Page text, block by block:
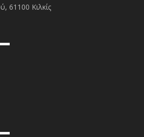
61100 Κιλκίς